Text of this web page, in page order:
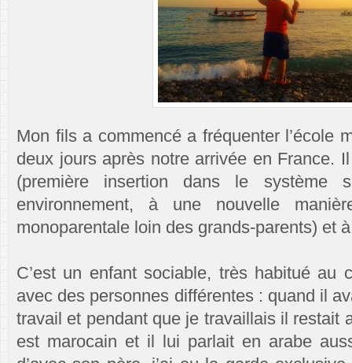
Mon fils a commencé a fréquenter l’école
deux jours après notre arrivée en France. Il
(première insertion dans le système
environnement, à une nouvelle
monoparentale loin des grands-parents) et
C’est un enfant sociable, très habitué au
avec des personnes différentes : quand il
travail et pendant que je travaillais il restait
est marocain et il lui parlait en arabe